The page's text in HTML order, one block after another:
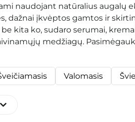
naudojant natūralius augalų
dažnai įkvėptos gamtos ir
kita ko, sudaro serumai,
medžiagų.
Valomasis